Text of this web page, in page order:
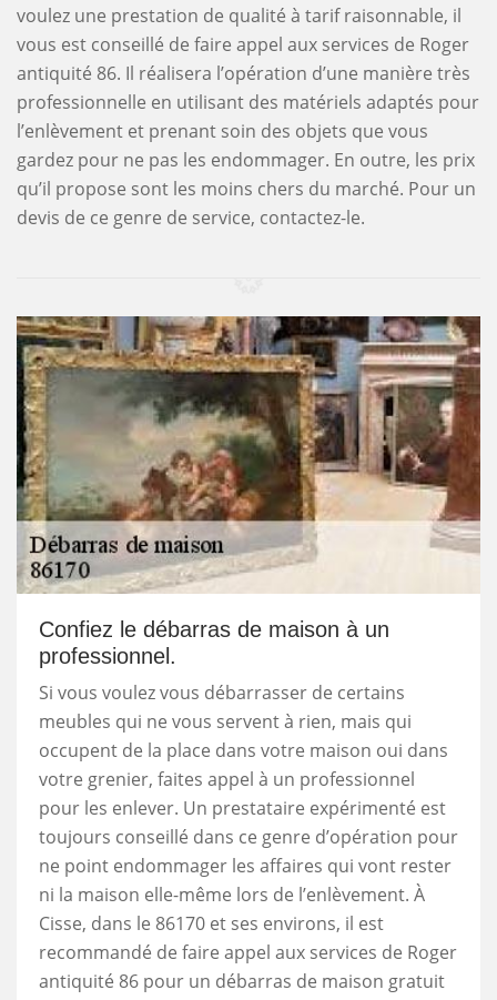
voulez une prestation de qualité à tarif raisonnable, il
vous est conseillé de faire appel aux services de Roger
antiquité 86. Il réalisera l’opération d’une manière très
professionnelle en utilisant des matériels adaptés pour
l’enlèvement et prenant soin des objets que vous
gardez pour ne pas les endommager. En outre, les prix
qu’il propose sont les moins chers du marché. Pour un
devis de ce genre de service, contactez-le.
Confiez le débarras de maison à un
professionnel.
Si vous voulez vous débarrasser de certains
meubles qui ne vous servent à rien, mais qui
occupent de la place dans votre maison oui dans
votre grenier, faites appel à un professionnel
pour les enlever. Un prestataire expérimenté est
toujours conseillé dans ce genre d’opération pour
ne point endommager les affaires qui vont rester
ni la maison elle-même lors de l’enlèvement. À
Cisse, dans le 86170 et ses environs, il est
recommandé de faire appel aux services de Roger
antiquité 86 pour un débarras de maison gratuit